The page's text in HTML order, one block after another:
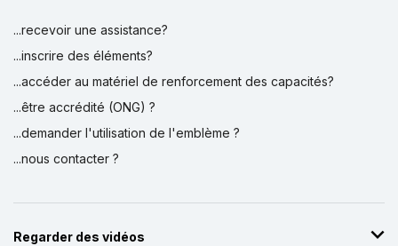
...recevoir une assistance?
...inscrire des éléments?
...accéder au matériel de renforcement des capacités?
...être accrédité (ONG) ?
...demander l'utilisation de l'emblème ?
...nous contacter ?
Regarder des vidéos